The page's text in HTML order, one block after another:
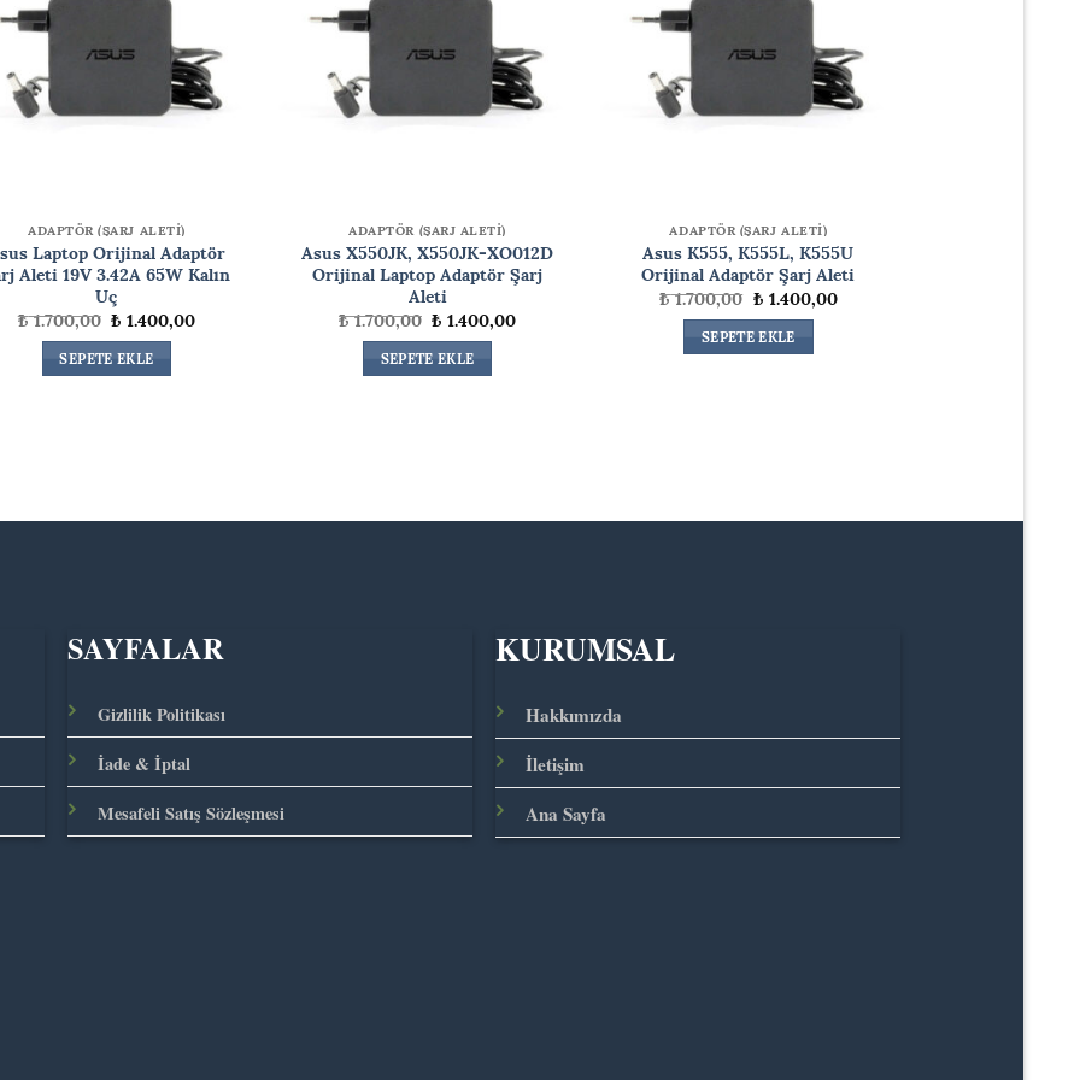
ADAPTÖR (ŞARJ ALETİ)
Laptop Orijinal Adaptör
Aleti 19V 3.42A 65W Kalın
Uç
₺1.700,00Orijinal
fiyat:
₺ 1.700,00.
₺1.400,00Şuandaki
SEPETE EKLE
ADAPTÖR (ŞARJ ALETİ)
Asus X550JK, X550JK-XO012D
Orijinal Laptop Adaptör Şarj
Aleti
₺1.700,00Orijinal
fiyat:
₺ 1.700,00.
₺1.400,00Şuandaki
SEPETE EKLE
ADAPTÖR (ŞARJ ALETİ)
Asus K555, K555L, K555U
Orijinal Adaptör Şarj Aleti
₺1.700,00Orijinal
fiyat:
₺ 1.700,00.
₺1.400,00Şu
andaki
SEPETE EKLE
SAYFALAR
Gizlilik Politikası
İade & İptal
Mesafeli Satış Sözleşmesi
KURUMSAL
Hakkımızda
İletişim
Ana Sayfa